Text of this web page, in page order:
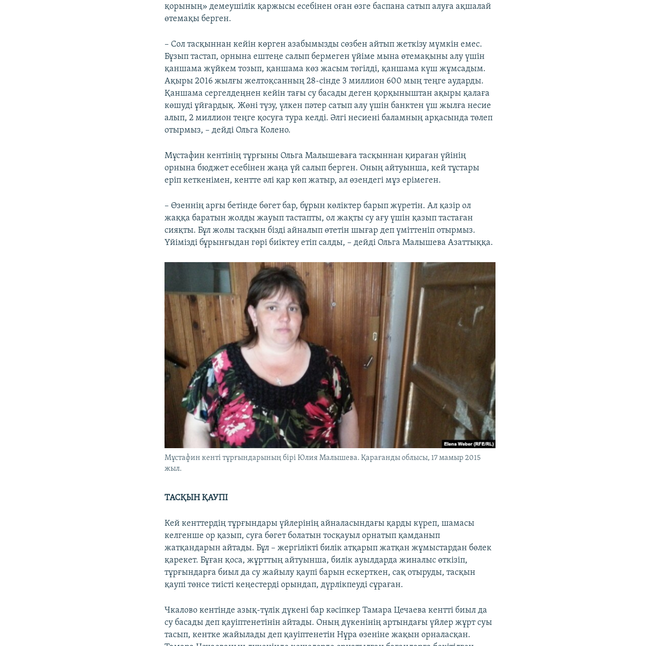
қорының» демеушілік қаржысы есебінен оған өзге баспана сатып алуға ақшалай
өтемақы берген.
– Сол тасқыннан кейін көрген азабымызды сөзбен айтып жеткізу мүмкін емес.
Бұзып тастап, орнына ештеңе салып бермеген үйіме мына өтемақыны алу үшін
қаншама жүйкем тозып, қаншама көз жасым төгілді, қаншама күш жұмсадым.
Ақыры 2016 жылғы желтоқсанның 28-сінде 3 миллион 600 мың теңге аударды.
Қаншама сергелдеңнен кейін тағы су басады деген қорқыныштан ақыры қалаға
көшуді ұйғардық. Жөні түзу, үлкен пәтер сатып алу үшін банктен үш жылға несие
алып, 2 миллион теңге қосуға тура келді. Әлгі несиені баламның арқасында төлеп
отырмыз, – дейді Ольга Колено.
Мұстафин кентінің тұрғыны Ольга Малышеваға тасқыннан қираған үйінің
орнына бюджет есебінен жаңа үй салып берген. Оның айтуынша, кей тұстары
еріп кеткенімен, кентте әлі қар көп жатыр, ал өзендегі мұз ерімеген.
– Өзеннің арғы бетінде бөгет бар, бұрын көліктер барып жүретін. Ал қазір ол
жаққа баратын жолды жауып тастапты, ол жақты су ағу үшін қазып тастаған
сияқты. Бұл жолы тасқын бізді айналып өтетін шығар деп үміттеніп отырмыз.
Үйімізді бұрынғыдан гөрі биіктеу етіп салды, – дейді Ольга Малышева Азаттыққа.
Мұстафин кенті тұрғындарының бірі Юлия Малышева. Қарағанды облысы, 17 мамыр 2015
жыл.
ТАСҚЫН ҚАУПІ
Кей кенттердің тұрғындары үйлерінің айналасындағы қарды күреп, шамасы
келгенше ор қазып, суға бөгет болатын тосқауыл орнатып қамданып
жатқандарын айтады. Бұл – жергілікті билік атқарып жатқан жұмыстардан бөлек
қарекет. Бұған қоса, жұрттың айтуынша, билік ауылдарда жиналыс өткізіп,
тұрғындарға биыл да су жайылу қаупі барын ескерткен, сақ отыруды, тасқын
қаупі төнсе тиісті кеңестерді орындап, дүрлікпеуді сұраған.
Чкалово кентінде азық-түлік дүкені бар кәсіпкер Тамара Цечаева кентті биыл да
су басады деп қауіптенетінін айтады. Оның дүкенінің артындағы үйлер жұрт суы
тасып, кентке жайылады деп қауіптенетін Нұра өзеніне жақын орналасқан.